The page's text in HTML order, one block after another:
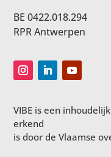
BE 0422.018.294
RPR Antwerpen
VIBE is een
erkend
is door de Vlaamse